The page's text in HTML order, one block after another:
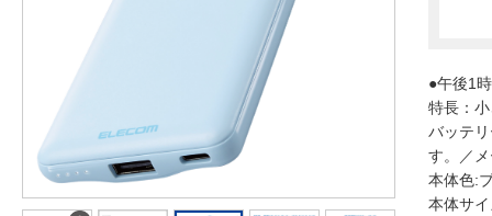
●午後1
特長：
バッテ
す。／
本体色:
本体サ